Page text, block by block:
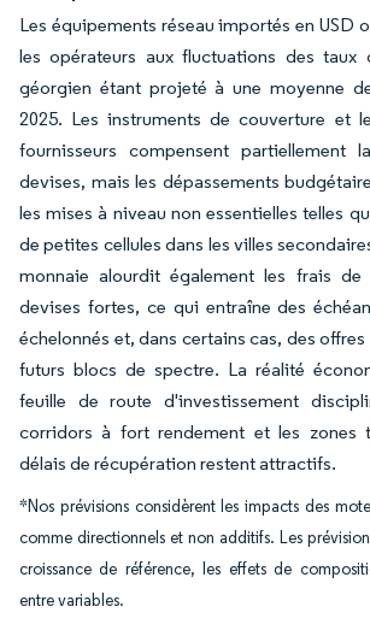
Les équipements réseau importés en USD
les opérateurs aux fluctuations des taux
géorgien étant projeté à une moyenne
2025. Les instruments de couverture et
fournisseurs compensent partiellement
devises, mais les dépassements
les mises à niveau non essentielles telles
de petites cellules dans les villes
monnaie alourdit également les frais de
devises fortes, ce qui entraîne des
échelonnés et, dans certains cas, des
futurs blocs de spectre. La réalité
feuille de route d'investissement
corridors à fort rendement et les zones
délais de récupération restent attractifs.
*Nos prévisions considèrent les impacts des
comme directionnels et non additifs. Les
croissance de référence, les effets de
entre variables.